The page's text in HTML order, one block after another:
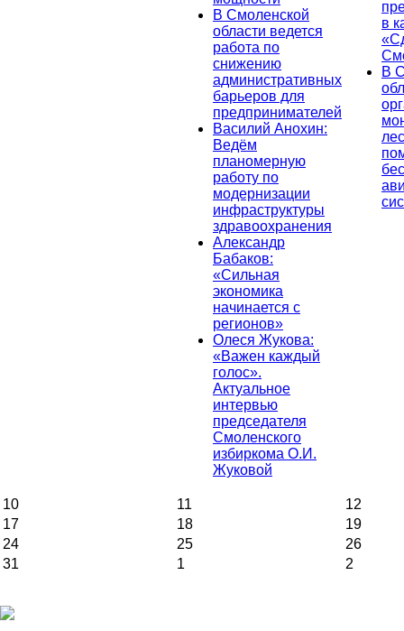
В Смоленской
области ведется
работа по
снижению
административных
барьеров для
предпринимателей
Василий Анохин:
Ведём
планомерную
работу по
модернизации
инфраструктуры
здравоохранения
Александр
Бабаков:
«Сильная
экономика
начинается с
регионов»
Олеся Жукова:
«Важен каждый
голос».
Актуальное
интервью
председателя
Смоленского
избиркома О.И.
Жуковой
в
В
10 11
12
17
18
19
24
25
26
31
1 2